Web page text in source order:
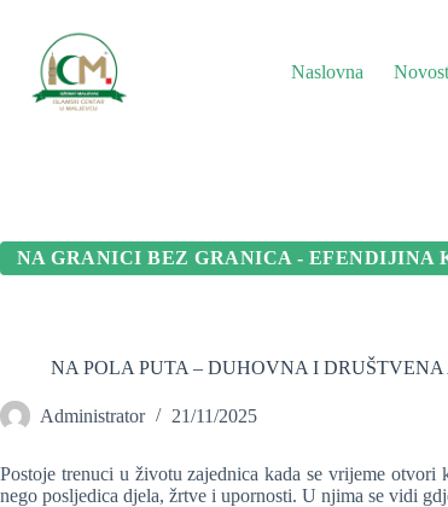
sadržaj
Naslovna
NA GRANICI BEZ GRANICA - EFENDIJINA
NA POLA PUTA – DUHOVNA I
Administrator 21/11/2025
Postoje trenuci u životu zajednica kada se vrijeme
nego posljedica djela, žrtve i upornosti. U njima se vidi